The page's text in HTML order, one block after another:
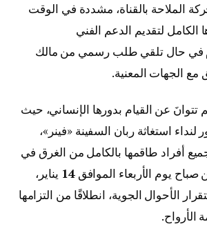
الملاحة بالقناة، مشددة في الوقت
الكامل لتقديم الدعم الفني
في حال تلقي طلب رسمي من مالك
مع الجهات المعنية.
تتوانَ عن القيام بدورها الإنساني، حيث
استغاثة ربان السفينة «فينر»،
أفراد طاقمها بالكامل من الغرق في
صباح يوم الأربعاء الموافق14 يناير،
الأحوال الجوية، انطلاقًا من التزامها
الأرواح.